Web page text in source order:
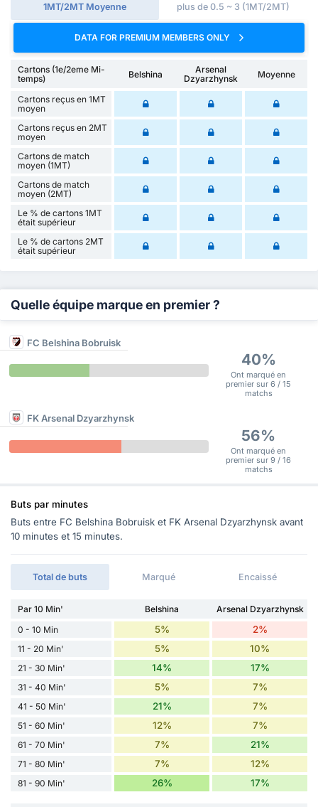
1MT/2MT Moyenne plus de 0.5 ~ 3 (1MT/2MT)
DATA FOR PREMIUM MEMBERS ONLY
Cartons (1e/2eme Mi-
temps)
Belshina
Arsenal
Dzyarzhynsk
Moyenne
Cartons reçus en 1MT
moyen
Cartons reçus en 2MT
moyen
Cartons de match
moyen (1MT)
Cartons de match
moyen (2MT)
Le % de cartons 1MT
était supérieur
Le % de cartons 2MT
était supérieur
Quelle équipe marque en premier ?
FC Belshina Bobruisk
40%
Ont marqué en
premier sur 6 / 15
matchs
FK Arsenal Dzyarzhynsk
56%
Ont marqué en
premier sur 9 / 16
matchs
Buts par minutes
Buts entre FC Belshina Bobruisk et FK Arsenal Dzyarzhynsk avant
10 minutes et 15 minutes.
Total de buts Marqué Encaissé
Par 10 Min' Belshina
Arsenal Dzyarzhynsk
0 - 10 Min
5% 2%
11 - 20 Min' 5% 10%
21 - 30 Min' 14% 17%
31 - 40 Min' 5% 7%
41 - 50 Min' 21% 7%
51 - 60 Min' 12% 7%
61 - 70 Min' 7% 21%
71 - 80 Min' 7% 12%
81 - 90 Min' 26% 17%